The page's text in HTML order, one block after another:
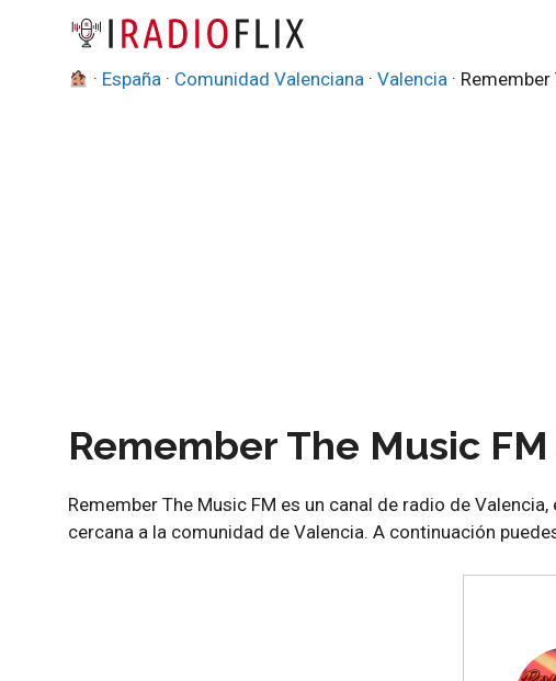
contenido
· España · Comunidad Valenciana ·Valencia · Remember
Remember The Music
Remember The Music FM es un canal de radio de
cercana a la comunidad de Valencia. A continuación